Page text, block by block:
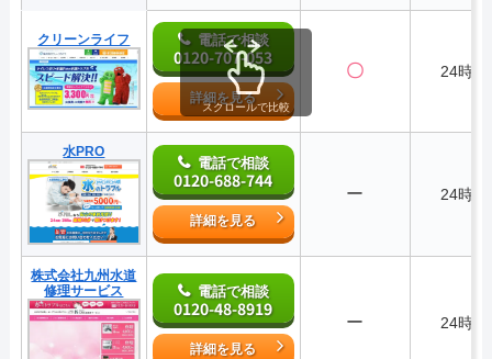
クリーンライフ 電話で相談
0120-707-053
詳細を見る
〇 24時間
水PRO
電話で相談
0120-688-744
詳細を見る
ー 24時間
株式会社九州水道
修理サービス
電話で相談
0120-48-8919
詳細を見る
ー 24時間
スクロールで比較